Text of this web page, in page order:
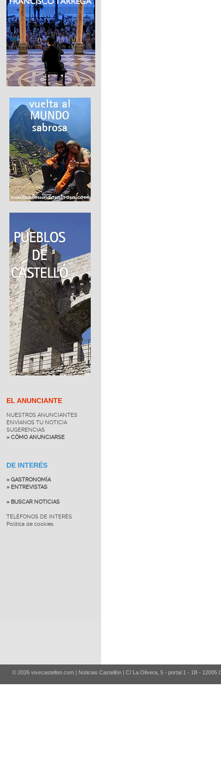
EL ANUNCIANTE
NUESTROS ANUNCIANTES
ENVÍANOS TU NOTICIA
SUGERENCIAS
» CÓMO ANUNCIARSE
DE INTERÉS
» GASTRONOMÍA
» ENTREVISTAS
» BUSCAR NOTICIAS
TELÉFONOS DE INTERÉS
Política de cookies
© 2026 vivecastellon.com | Noticias Castellón | C/ La Olivera, 5 - portal 1 - 1B - 12005